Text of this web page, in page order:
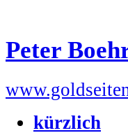
Peter
kürzlich